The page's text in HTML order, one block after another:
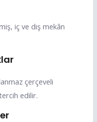
iç ve dış mekân
çerçeveli
edilir.